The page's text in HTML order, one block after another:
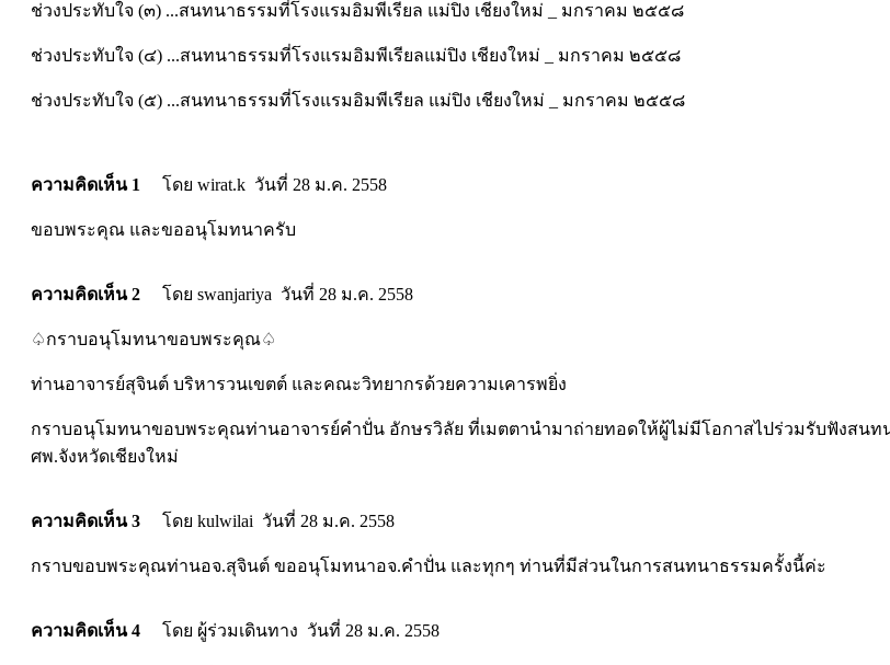
ช่วงประทับใจ (๓) ...สนทนาธรรมที่โรงแรมอิมพีเรียล แม่ปิง เชียงใหม่ _ มกราคม ๒๕๕๘
ช่วงประทับใจ (๔) ...สนทนาธรรมที่โรงแรมอิมพีเรียลแม่ปิง เชียงใหม่ _ มกราคม ๒๕๕๘
ช่วงประทับใจ (๕) ...สนทนาธรรมที่โรงแรมอิมพีเรียล แม่ปิง เชียงใหม่ _ มกราคม ๒๕๕๘
ความคิดเห็น 1 โดย wirat.k วันที่ 28 ม.ค. 2558
ขอบพระคุณ และขออนุโมทนาครับ
ความคิดเห็น 2 โดย swanjariya วันที่ 28 ม.ค. 2558
♤กราบอนุโมทนาขอบพระคุณ♤
ท่านอาจารย์สุจินต์ บริหารวนเขตต์ และคณะวิทยากรด้วยความเคารพยิ่ง
กราบอนุโมทนาขอบพระคุณท่านอาจารย์คำปั่น อักษรวิลัย ที่เมตตานำมาถ่ายทอดให้ผู้ไม่มีโอกาสไปร่วมรับฟังส
ศพ.จังหวัดเชียงใหม่
ความคิดเห็น 3 โดย kulwilai วันที่ 28 ม.ค. 2558
กราบขอบพระคุณท่านอจ.สุจินต์ ขออนุโมทนาอจ.คำปั่น และทุกๆ ท่านที่มีส่วนในการสนทนาธรรมครั้งนี้ค่ะ
ความคิดเห็น 4 โดย ผู้ร่วมเดินทาง วันที่ 28 ม.ค. 2558